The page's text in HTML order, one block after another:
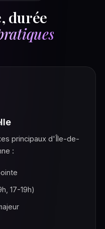
durée
principaux d'Île-de-
:
17-19h)